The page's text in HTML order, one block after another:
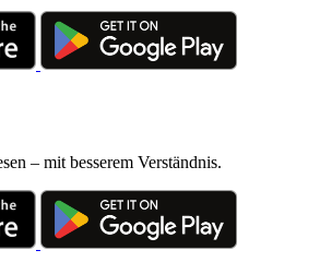
– mit besserem Verständnis.